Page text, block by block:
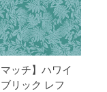
マッチ】ハワイ
リック レフ